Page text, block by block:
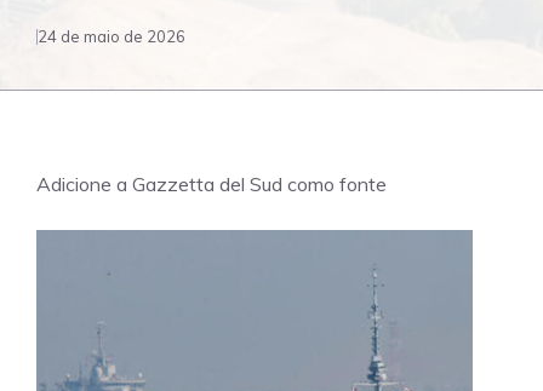
24 de maio de 2026
Adicione a Gazzetta del Sud como fonte